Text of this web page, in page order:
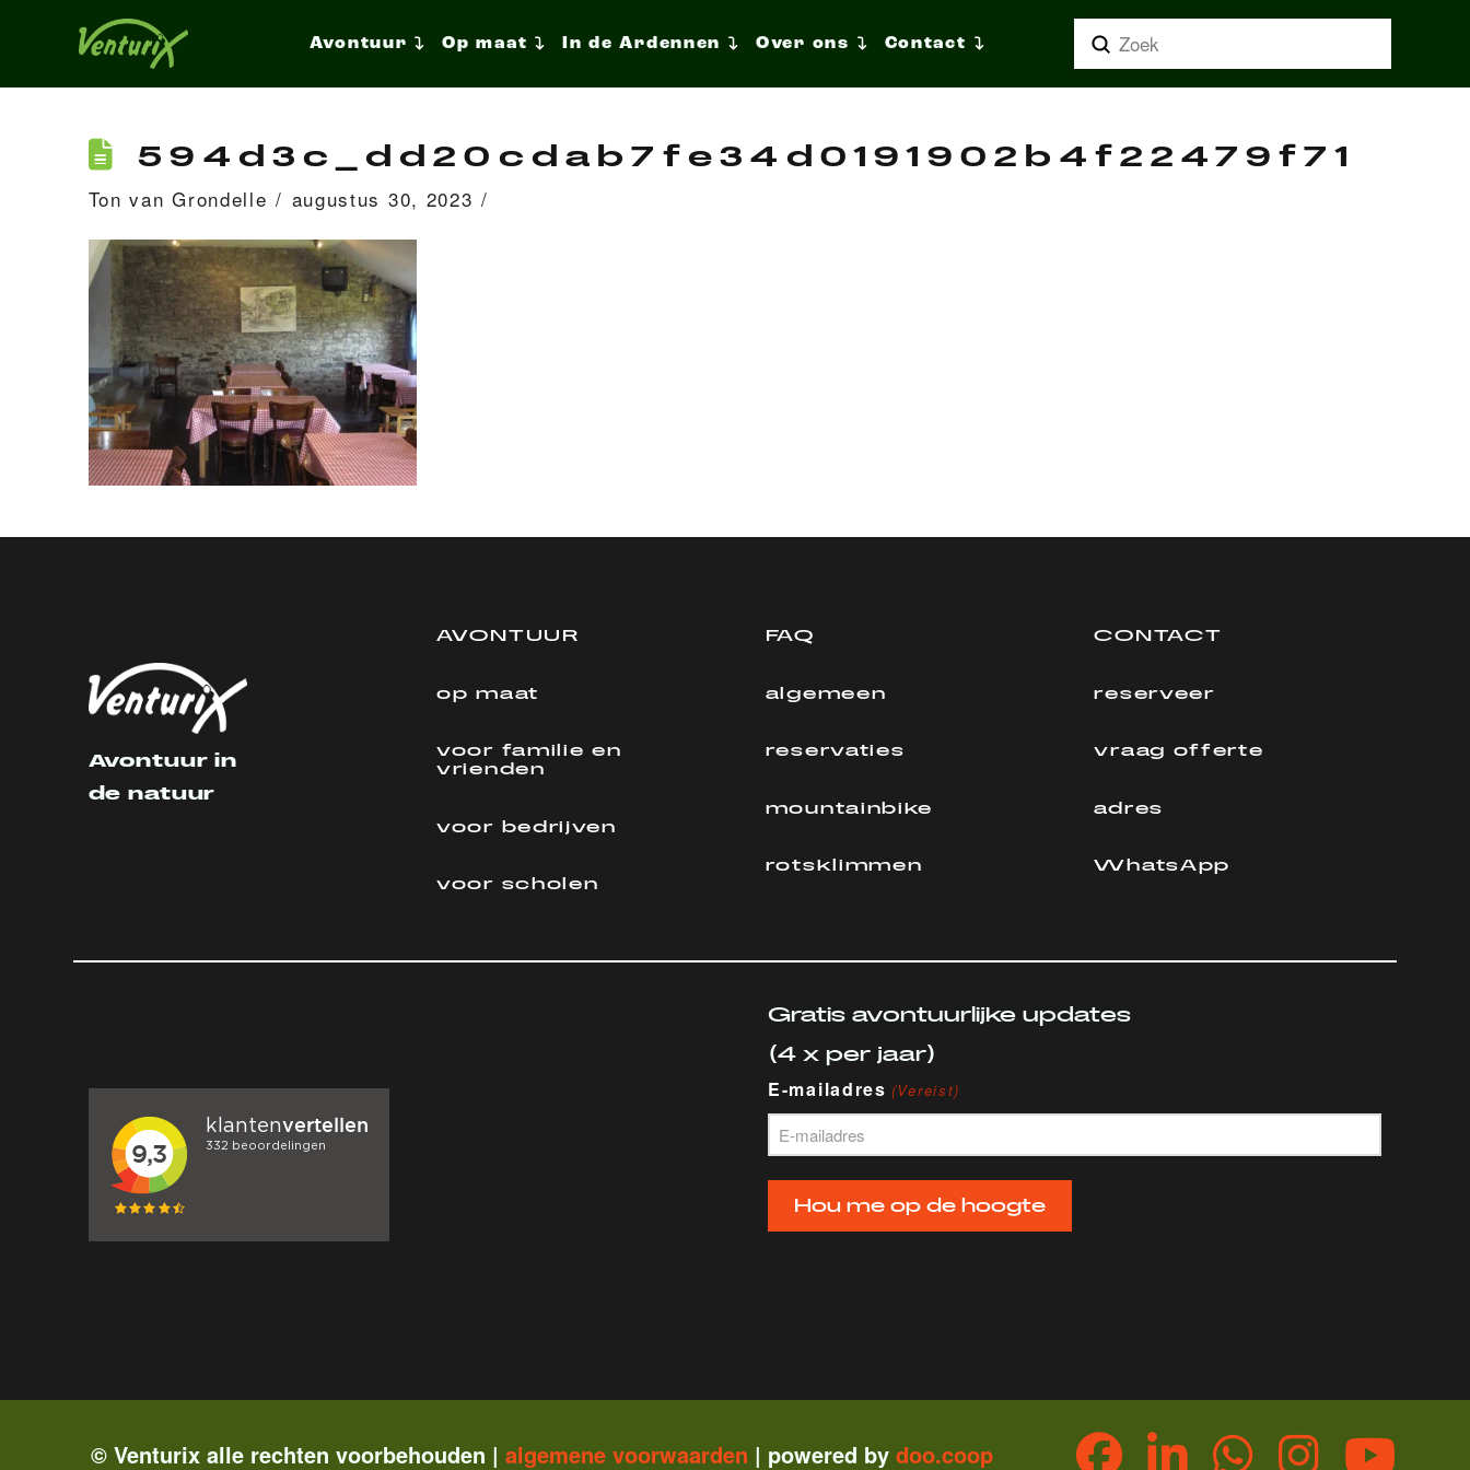
Avontuur Op maat In de Ardennen Over ons Contact
Search
Submit
594d3c_dd20cdab7fe34d0191902b4f22479f71
Ton van Grondelle augustus 30, 2023
Avontuur in
de natuur
AVONTUUR
op maat
voor familie en
vrienden
voor bedrijven
voor scholen
FAQ
algemeen
reservaties
mountainbike
rotsklimmen
CONTACT
reserveer
vraag offerte
adres
WhatsApp
Gratis avontuurlijke updates
(4 x per jaar)
E-mailadres (Vereist)
Hou me op de hoogte
© Venturix alle rechten voorbehouden | algemene voorwaarden | powered by doo.coop